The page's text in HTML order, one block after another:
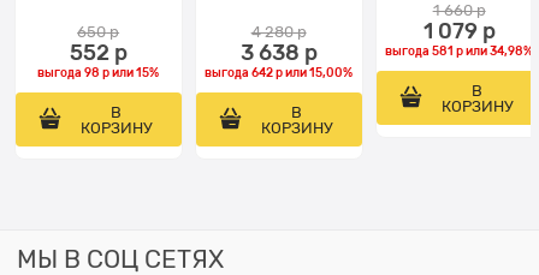
650 р
552 р
выгода98 рили15%
В
КОРЗИНУ
4 280 р
3 638 р
выгода642 рили15,00%
В
КОРЗИНУ
1 660 р
1 079 р
выгода581 рили34,98%
В
КОРЗИНУ
МЫ В СОЦ СЕТЯХ